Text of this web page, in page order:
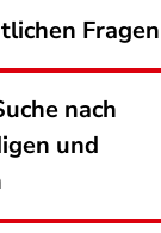
Fragen
nach
und